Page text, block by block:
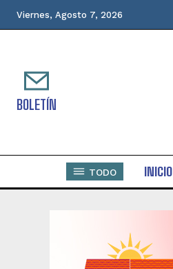
Viernes, Agosto 7, 2026
BOLETÍN
TODO INICIO